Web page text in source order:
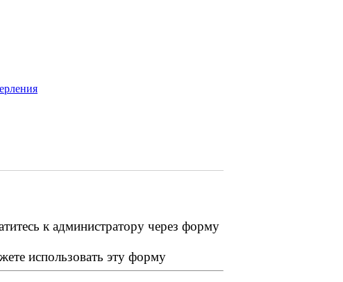
к администратору через форму
использовать эту форму